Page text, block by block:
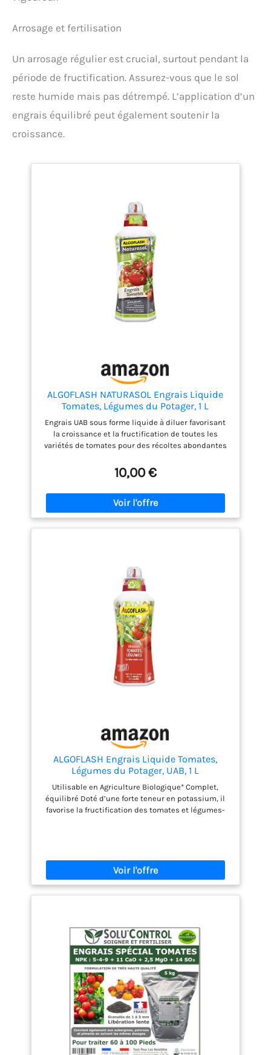
Arrosage et fertilisation
Un arrosage régulier est crucial, surtout pendant la
période de fructification. Assurez-vous que le sol
reste humide mais pas détrempé. L’application d’un
engrais équilibré peut également soutenir la
croissance.
ALGOFLASH NATURASOL Engrais Liquide
Tomates, Légumes du Potager, 1 L
Engrais UAB sous forme liquide à diluer favorisant
la croissance et la fructification de toutes les
variétés de tomates pour des récoltes abondantes
grâce au bouchon doseur gradué inclus et aux
doses d’emploi au dos du produit. Verser l’engrais à
l’intérieur du bouchon en respectant les doses
d’emploi. Remplir le bouchon jusqu’au niveau 1,
verser dans 1 L d’eau et fertiliser en arrosant vos
pieds de tomates. Fertilisation conseillée : 1 à 2 fois
réglementation européenne en vigueur),
Composition : NK 3.5, ENGRAIS NF U 42-001. Flacon à
partir de 90% de plastique recyclé. Contenu :
ALGOFLASH NATURASOL Engrais Liquide Tomates,
Volume : 1 L, Dimensions (L x l x H) : 9,2 x 7,8 x 28
cm, ALBIOTOM1
10,00 €
ALGOFLASH Engrais Liquide Tomates,
Légumes du Potager, UAB, 1 L
Utilisable en Agriculture Biologique* Complet,
équilibré Doté d’une forte teneur en potassium, il
favorise la fructification des tomates et légumes-